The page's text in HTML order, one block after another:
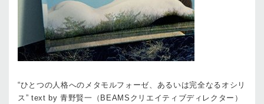
“ひとつの人格へのメタモルフォーゼ、あるいは完全なるオシリ
ス” text by 青野賢一（BEAMSクリエイティブディレクター）